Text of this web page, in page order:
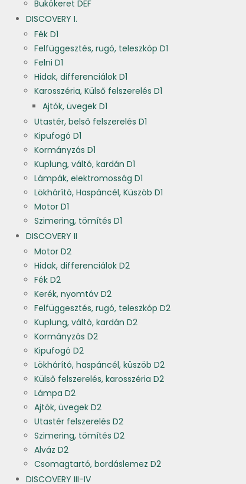
Bukókeret DEF
DISCOVERY I.
Fék D1
Felfüggesztés, rugó, teleszkóp D1
Felni D1
Hidak, differenciálok D1
Karosszéria, Külső felszerelés D1
Ajtók, üvegek D1
Utastér, belső felszerelés D1
Kipufogó D1
Kormányzás D1
Kuplung, váltó, kardán D1
Lámpák, elektromosság D1
Lökhárító, Haspáncél, Küszöb D1
Motor D1
Szimering, tömítés D1
DISCOVERY II
Motor D2
Hidak, differenciálok D2
Fék D2
Kerék, nyomtáv D2
Felfüggesztés, rugó, teleszkóp D2
Kuplung, váltó, kardán D2
Kormányzás D2
Kipufogó D2
Lökhárító, haspáncél, küszöb D2
Külső felszerelés, karosszéria D2
Lámpa D2
Ajtók, üvegek D2
Utastér felszerelés D2
Szimering, tömítés D2
Alváz D2
Csomagtartó, bordáslemez D2
DISCOVERY III-IV